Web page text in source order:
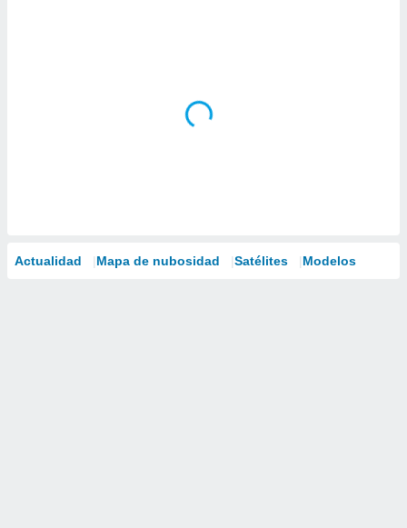
Actualidad Mapa de nubosidad Satélites Modelos